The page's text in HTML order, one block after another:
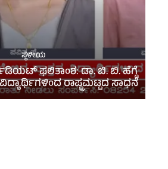
ಸ್ಥಳೀಯ
ಫಲಿತಾಂಶ: ಡಾ. ಬಿ. ಬಿ. ಹೆಗ್ಡೆ
ರಾಷ್ಟ್ರಮಟ್ಟದ ಸಾಧನೆ